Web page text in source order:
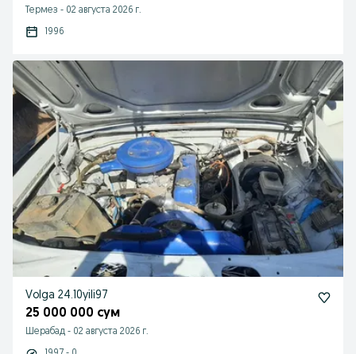
Термез - 02 августа 2026 г.
1996
Volga 24.10yili97
25 000 000 сум
Шерабад - 02 августа 2026 г.